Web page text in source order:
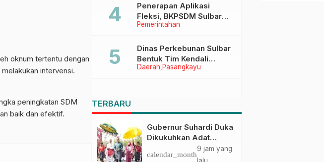
oknum tertentu dengan
intervensi.
peningkatan SDM
baik dan efektif.
Pemerintahan
Penerapan Aplikasi
Fleksi, BKPSDM Sulbar
Dorong Transformasi
ASN
Daerah Pasangkayu
Dinas Perkebunan Sulbar
Bentuk Tim Kendali
Internal ICS untuk Dukung
TERBARU
Gubernur Suhardi Duka
Dikukuhkan Adat
Balanipa, Raih Gelar
Sulo Tappidena
calendar_month
9 jam yang